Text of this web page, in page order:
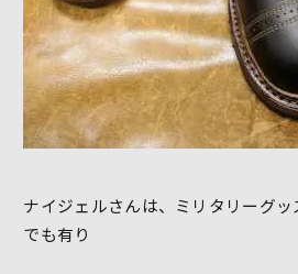
ナイジェルさんは、ミリタリーグ
でも有り